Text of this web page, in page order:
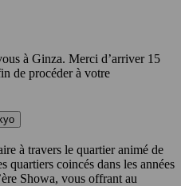
à Ginza. Merci d’arriver 15
de procéder à votre
à travers le quartier animé de
quartiers coincés dans les années
Showa, vous offrant au